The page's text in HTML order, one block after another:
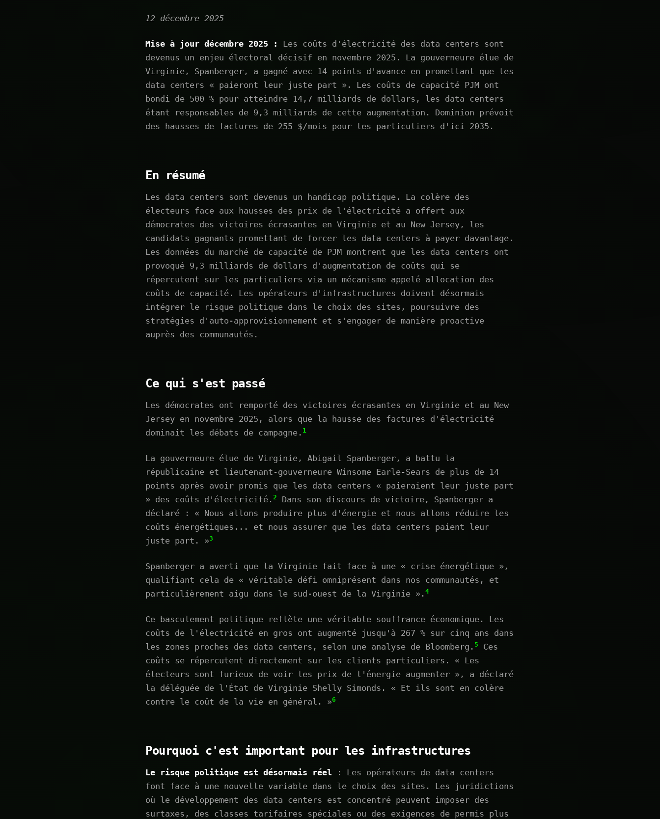
12 décembre 2025
Mise à jour décembre 2025 :
Les coûts d'électricité des data centers sont
devenus un enjeu électoral décisif en novembre 2025. La gouverneure élue de
Virginie, Spanberger, a gagné avec 14 points d'avance en promettant que les
data centers « paieront leur juste part ». Les coûts de capacité PJM ont
bondi de 500 % pour atteindre 14,7 milliards de dollars, les data centers
étant responsables de 9,3 milliards de cette augmentation. Dominion prévoit
des hausses de factures de 255 $/mois pour les particuliers d'ici 2035.
En résumé
Les data centers sont devenus un handicap politique. La colère des
électeurs face aux hausses des prix de l'électricité a offert aux
démocrates des victoires écrasantes en Virginie et au New Jersey, les
candidats gagnants promettant de forcer les data centers à payer davantage.
Les données du marché de capacité de PJM montrent que les data centers ont
provoqué 9,3 milliards de dollars d'augmentation de coûts qui se
répercutent sur les particuliers via un mécanisme appelé allocation des
coûts de capacité. Les opérateurs d'infrastructures doivent désormais
intégrer le risque politique dans le choix des sites, poursuivre des
stratégies d'auto-approvisionnement et s'engager de manière proactive
auprès des communautés.
Ce qui s'est passé
Les démocrates ont remporté des victoires écrasantes en Virginie et au New
Jersey en novembre 2025, alors que la hausse des factures d'électricité
dominait les débats de campagne. 1
La gouverneure élue de Virginie, Abigail Spanberger, a battu la
républicaine et lieutenant-gouverneure Winsome Earle-Sears de plus de 14
points après avoir promis que les data centers « paieraient leur juste part
» des coûts d'électricité. 2
Dans son discours de victoire, Spanberger a
déclaré : « Nous allons produire plus d'énergie et nous allons réduire les
coûts énergétiques... et nous assurer que les data centers paient leur
juste part. »3
Spanberger a averti que la Virginie fait face à une « crise énergétique »,
qualifiant cela de « véritable défi omniprésent dans nos communautés, et
particulièrement aigu dans le sud-ouest de la Virginie ». 4
Ce basculement politique reflète une véritable souffrance économique. Les
coûts de l'électricité en gros ont augmenté jusqu'à 267 % sur cinq ans dans
les zones proches des data centers, selon une analyse de Bloomberg. 5
Ces
coûts se répercutent directement sur les clients particuliers. « Les
électeurs sont furieux de voir les prix de l'énergie augmenter », a déclaré
la déléguée de l'État de Virginie Shelly Simonds. « Et ils sont en colère
contre le coût de la vie en général. »6
Pourquoi c'est important pour les infrastructures
Le risque politique est désormais réel : Les opérateurs de data centers
font face à une nouvelle variable dans le choix des sites. Les juridictions
où le développement des data centers est concentré peuvent imposer des
surtaxes, des classes tarifaires spéciales ou des exigences de permis plus